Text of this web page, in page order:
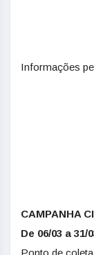
Informações
CAMPANHA
De 06/03 a 31/
Ponto de